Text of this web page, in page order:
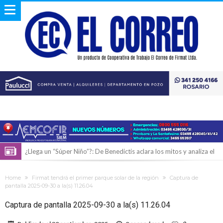
¿Llega un “Súper Niño”?: De Benedictis aclara los mitos y analiza el
Distinguieron a Ramiro Maldonado, el campeón juvenil de malambo
de Los Quirquinchos
Villada: evalúan obras preventivas ante posibles lluvias intensas
Home Firmat tendrá el primer parque solar de la región
Captura de
pantalla 2025-09-30 a la(s) 11.26.04
Captura de pantalla 2025-09-30 a la(s) 11.26.04